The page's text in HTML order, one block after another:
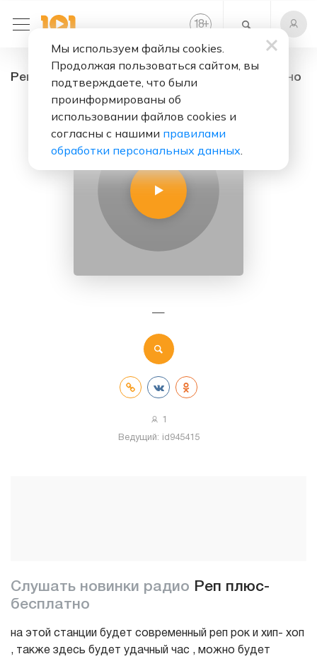
18+
Pеп плюс- - радио онлайн. Слушать бесплатно
—
1
Ведущий: id945415
Слушать новинки радио Pеп плюс-
бесплатно
на этой станции будет современный реп рок и хип- хоп
, также здесь будет удачный час , можно будет
Мы используем файлы cookies.
Продолжая пользоваться сайтом, вы
подтверждаете, что были
проинформированы об
использовании файлов cookies и
согласны с нашими правилами
обработки персональных данных.